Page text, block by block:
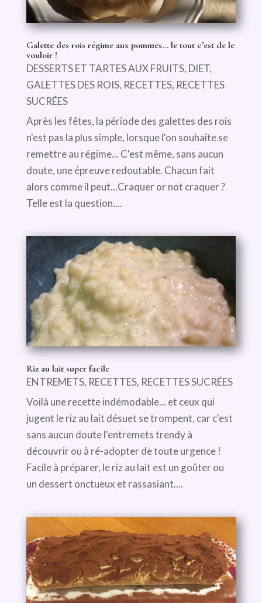
Galette des rois régime aux pommes… le tout c’est de le
vouloir !
DESSERTS ET TARTES AUX FRUITS, DIET,
GALETTES DES ROIS, RECETTES, RECETTES
SUCRÉES
Après les fêtes, la période des galettes des rois
n'est pas la plus simple, lorsque l'on souhaite se
remettre au régime... C'est même, sans aucun
doute, une épreuve redoutable. Chacun fait
alors comme il peut...Craquer or not craquer ?
Telle est la question....
Riz au lait super facile
ENTREMETS, RECETTES, RECETTES SUCRÉES
Voilà une recette indémodable... et ceux qui
jugent le riz au lait désuet se trompent, car c'est
sans aucun doute l'entremets trendy à
découvrir ou à ré-adopter de toute urgence !
Facile à préparer, le riz au lait est un goûter ou
un dessert onctueux et rassasiant....